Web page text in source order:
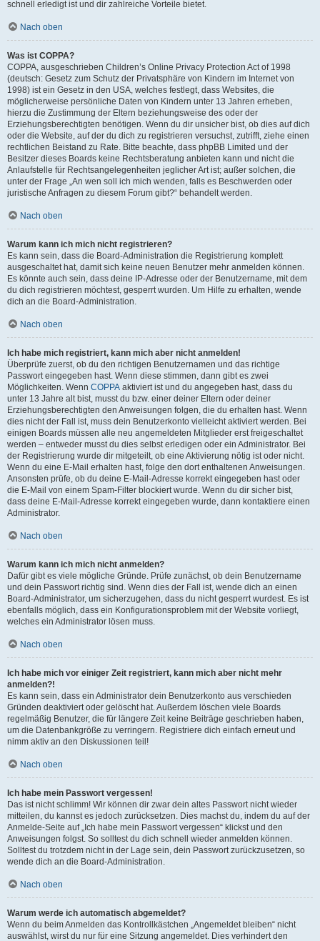
schnell erledigt ist und dir zahlreiche Vorteile bietet.
Nach oben
Was ist COPPA?
COPPA, ausgeschrieben Children’s Online Privacy Protection Act of 1998
(deutsch: Gesetz zum Schutz der Privatsphäre von Kindern im Internet von
1998) ist ein Gesetz in den USA, welches festlegt, dass Websites, die
möglicherweise persönliche Daten von Kindern unter 13 Jahren erheben,
hierzu die Zustimmung der Eltern beziehungsweise des oder der
Erziehungsberechtigten benötigen. Wenn du dir unsicher bist, ob dies auf dich
oder die Website, auf der du dich zu registrieren versuchst, zutrifft, ziehe einen
rechtlichen Beistand zu Rate. Bitte beachte, dass phpBB Limited und der
Besitzer dieses Boards keine Rechtsberatung anbieten kann und nicht die
Anlaufstelle für Rechtsangelegenheiten jeglicher Art ist; außer solchen, die
unter der Frage „An wen soll ich mich wenden, falls es Beschwerden oder
juristische Anfragen zu diesem Forum gibt?“ behandelt werden.
Nach oben
Warum kann ich mich nicht registrieren?
Es kann sein, dass die Board-Administration die Registrierung komplett
ausgeschaltet hat, damit sich keine neuen Benutzer mehr anmelden können.
Es könnte auch sein, dass deine IP-Adresse oder der Benutzername, mit dem
du dich registrieren möchtest, gesperrt wurden. Um Hilfe zu erhalten, wende
dich an die Board-Administration.
Nach oben
Ich habe mich registriert, kann mich aber nicht anmelden!
Überprüfe zuerst, ob du den richtigen Benutzernamen und das richtige
Passwort eingegeben hast. Wenn diese stimmen, dann gibt es zwei
Möglichkeiten. Wenn COPPA aktiviert ist und du angegeben hast, dass du
unter 13 Jahre alt bist, musst du bzw. einer deiner Eltern oder deiner
Erziehungsberechtigten den Anweisungen folgen, die du erhalten hast. Wenn
dies nicht der Fall ist, muss dein Benutzerkonto vielleicht aktiviert werden. Bei
einigen Boards müssen alle neu angemeldeten Mitglieder erst freigeschaltet
werden – entweder musst du dies selbst erledigen oder ein Administrator. Bei
der Registrierung wurde dir mitgeteilt, ob eine Aktivierung nötig ist oder nicht.
Wenn du eine E-Mail erhalten hast, folge den dort enthaltenen Anweisungen.
Ansonsten prüfe, ob du deine E-Mail-Adresse korrekt eingegeben hast oder
die E-Mail von einem Spam-Filter blockiert wurde. Wenn du dir sicher bist,
dass deine E-Mail-Adresse korrekt eingegeben wurde, dann kontaktiere einen
Administrator.
Nach oben
Warum kann ich mich nicht anmelden?
Dafür gibt es viele mögliche Gründe. Prüfe zunächst, ob dein Benutzername
und dein Passwort richtig sind. Wenn dies der Fall ist, wende dich an einen
Board-Administrator, um sicherzugehen, dass du nicht gesperrt wurdest. Es ist
ebenfalls möglich, dass ein Konfigurationsproblem mit der Website vorliegt,
welches ein Administrator lösen muss.
Nach oben
Ich habe mich vor einiger Zeit registriert, kann mich aber nicht mehr
anmelden?!
Es kann sein, dass ein Administrator dein Benutzerkonto aus verschieden
Gründen deaktiviert oder gelöscht hat. Außerdem löschen viele Boards
regelmäßig Benutzer, die für längere Zeit keine Beiträge geschrieben haben,
um die Datenbankgröße zu verringern. Registriere dich einfach erneut und
nimm aktiv an den Diskussionen teil!
Nach oben
Ich habe mein Passwort vergessen!
Das ist nicht schlimm! Wir können dir zwar dein altes Passwort nicht wieder
mitteilen, du kannst es jedoch zurücksetzen. Dies machst du, indem du auf der
Anmelde-Seite auf „Ich habe mein Passwort vergessen“ klickst und den
Anweisungen folgst. So solltest du dich schnell wieder anmelden können.
Solltest du trotzdem nicht in der Lage sein, dein Passwort zurückzusetzen, so
wende dich an die Board-Administration.
Nach oben
Warum werde ich automatisch abgemeldet?
Wenn du beim Anmelden das Kontrollkästchen „Angemeldet bleiben“ nicht
auswählst, wirst du nur für eine Sitzung angemeldet. Dies verhindert den